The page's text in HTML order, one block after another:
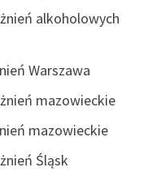
alkoholowych
Warszawa
mazowieckie
mazowieckie
Śląsk